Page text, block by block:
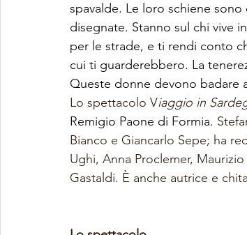
spavalde. Le loro schiene
disegnate. Stanno sul chi vive
per le strade, e ti rendi conto
cui ti guarderebbero. La
Queste donne devono badare
Lo spettacolo Viaggio in
Remigio Paone di Formia.
Bianco e Giancarlo Sepe; ha
Ughi, Anna Proclemer,
Gastaldi. È anche autrice e